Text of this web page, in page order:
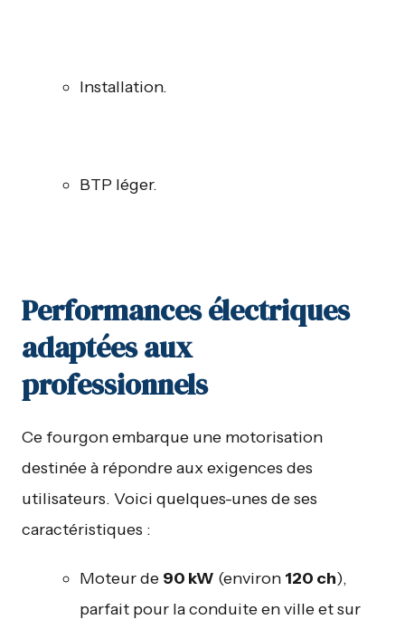
Installation.
BTP léger.
Performances électriques
adaptées aux
professionnels
Ce fourgon embarque une motorisation
destinée à répondre aux exigences des
utilisateurs. Voici quelques-unes de ses
caractéristiques :
Moteur de 90 kW (environ 120 ch),
parfait pour la conduite en ville et sur